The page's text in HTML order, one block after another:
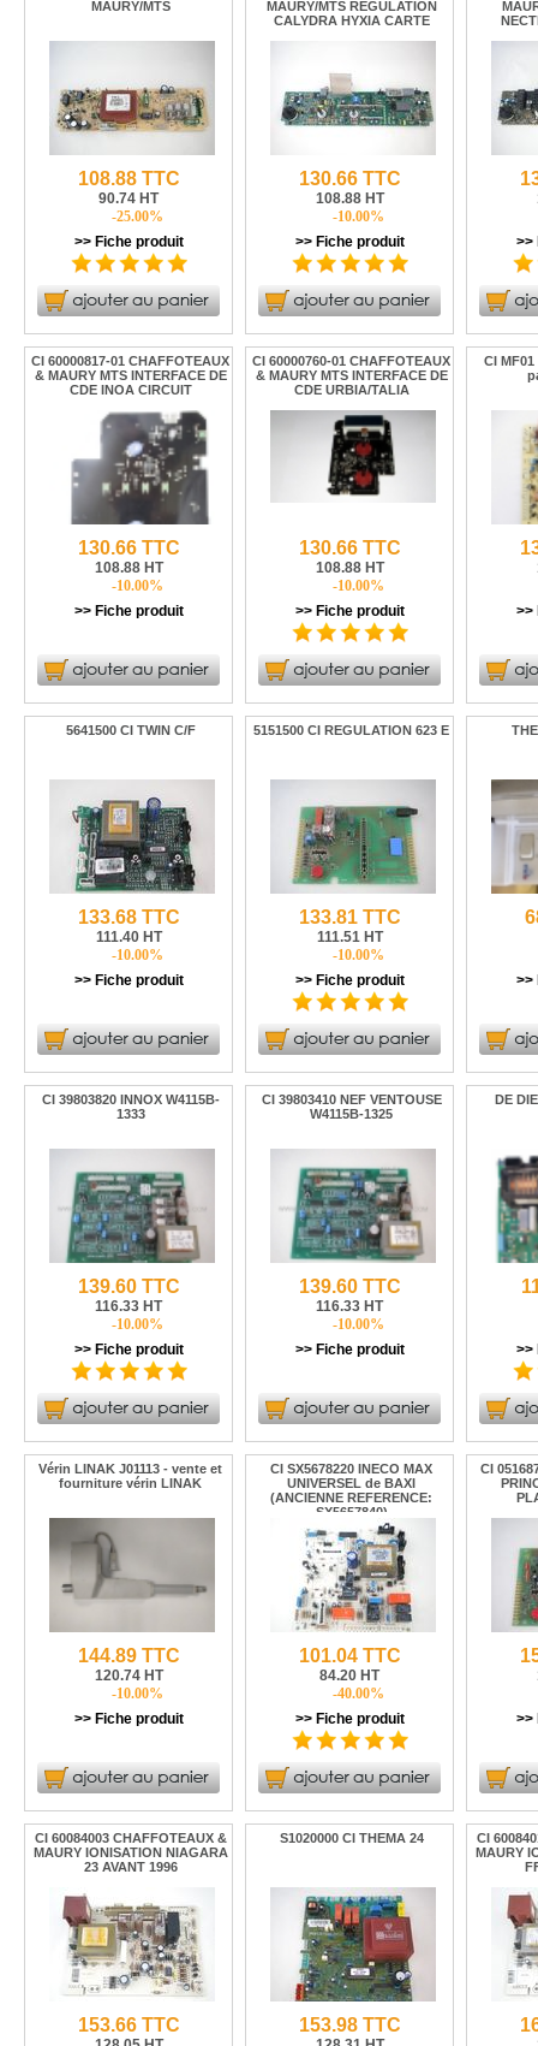
MAURY/MTS
108.88 TTC
90.74 HT
-25.00%
>> Fiche produit
MAURY/MTS REGULATION
CALYDRA HYXIA CARTE
130.66 TTC
108.88 HT
-10.00%
>> Fiche produit
>>
CI 60000817-01 CHAFFOTEAUX
& MAURY MTS INTERFACE DE
CDE INOA CIRCUIT
130.66 TTC
108.88 HT
-10.00%
>> Fiche produit
CI 60000760-01 CHAFFOTEAUX
& MAURY MTS INTERFACE DE
CDE URBIA/TALIA
130.66 TTC
108.88 HT
-10.00%
>> Fiche produit
CI
>>
5641500 CI TWIN C/F
133.68 TTC
111.40 HT
-10.00%
>> Fiche produit
5151500 CI REGULATION 623 E
133.81 TTC
111.51 HT
-10.00%
>> Fiche produit
>>
CI 39803820 INNOX W4115B-
1333
139.60 TTC
116.33 HT
-10.00%
>> Fiche produit
CI 39803410 NEF VENTOUSE
W4115B-1325
139.60 TTC
116.33 HT
-10.00%
>> Fiche produit
DE
>>
Vérin LINAK J01113 - vente et
fourniture vérin LINAK
144.89 TTC
120.74 HT
-10.00%
>> Fiche produit
CI SX5678220 INECO MAX
UNIVERSEL de BAXI
(ANCIENNE REFERENCE:
SX5657840)
101.04 TTC
84.20 HT
-40.00%
>> Fiche produit
CI
>>
CI 60084003 CHAFFOTEAUX &
MAURY IONISATION NIAGARA
23 AVANT 1996
153.66 TTC
S1020000 CI THEMA 24
153.98 TTC
CI
MAURY